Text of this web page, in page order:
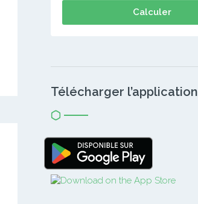
Calculer
Télécharger l’application